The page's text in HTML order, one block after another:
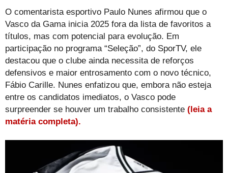
O comentarista esportivo Paulo Nunes afirmou que o
Vasco da Gama inicia 2025 fora da lista de favoritos a
títulos, mas com potencial para evolução. Em
participação no programa “Seleção”, do SporTV, ele
destacou que o clube ainda necessita de reforços
defensivos e maior entrosamento com o novo técnico,
Fábio Carille. Nunes enfatizou que, embora não esteja
entre os candidatos imediatos, o Vasco pode
surpreender se houver um trabalho consistente (leia a
matéria completa).